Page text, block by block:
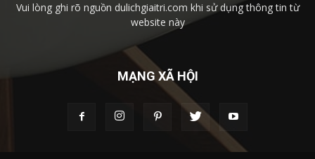
Vui lòng ghi rõ nguồn dulichgiaitri.com khi sử dụng thông tin từ
website này
MẠNG XÃ HỘI